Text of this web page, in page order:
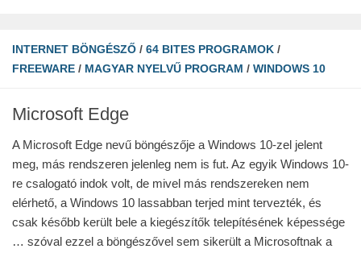
INTERNET BÖNGÉSZŐ / 64 BITES PROGRAMOK /
FREEWARE / MAGYAR NYELVŰ PROGRAM / WINDOWS 10
Microsoft Edge
A Microsoft Edge nevű böngészője a Windows 10-zel jelent
meg, más rendszeren jelenleg nem is fut. Az egyik Windows 10-
re csalogató indok volt, de mivel más rendszereken nem
elérhető, a Windows 10 lassabban terjed mint tervezték, és
csak később került bele a kiegészítők telepítésének képessége
… szóval ezzel a böngészővel sem sikerült a Microsoftnak a